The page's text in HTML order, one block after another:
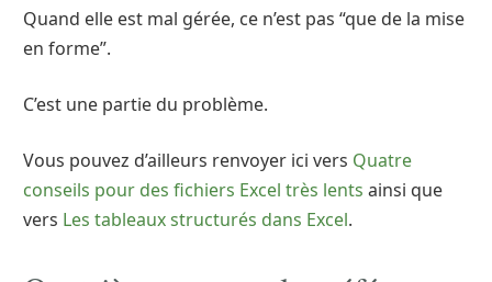
Quand elle est mal gérée, ce n’est pas “que de la mise
en forme”.
C’est une partie du problème.
Vous pouvez d’ailleurs renvoyer ici vers Quatre
conseils pour des fichiers Excel très lents ainsi que
vers Les tableaux structurés dans Excel.